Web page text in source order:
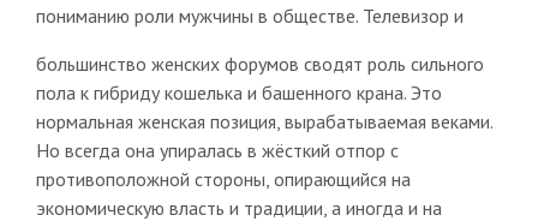
пониманию роли мужчины в обществе. Телевизор и
большинство женских форумов сводят роль сильного
пола к гибриду кошелька и башенного крана. Это
нормальная женская позиция, вырабатываемая веками.
Но всегда она упиралась в жёсткий отпор с
противоположной стороны, опирающийся на
экономическую власть и традиции, а иногда и на